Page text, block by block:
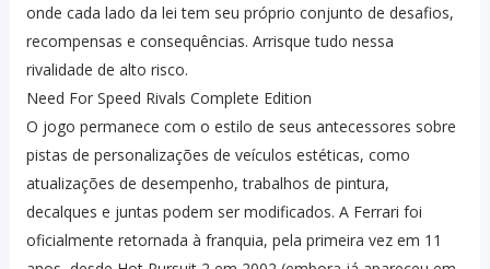
onde cada lado da lei tem seu próprio conjunto de desafios,
recompensas e consequências. Arrisque tudo nessa
rivalidade de alto risco.
Need For Speed Rivals Complete Edition
O jogo permanece com o estilo de seus antecessores sobre
pistas de personalizações de veículos estéticas, como
atualizações de desempenho, trabalhos de pintura,
decalques e juntas podem ser modificados. A Ferrari foi
oficialmente retornada à franquia, pela primeira vez em 11